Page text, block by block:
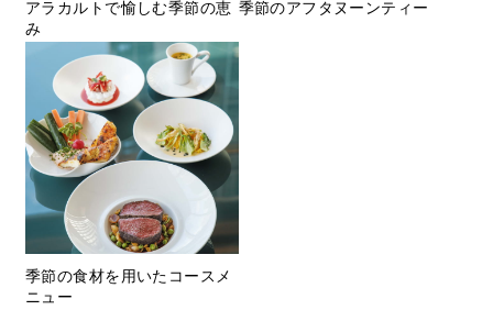
アラカルトで愉しむ季節の恵
み
季節のアフタヌーンティー
季節の食材を用いたコースメ
ニュー